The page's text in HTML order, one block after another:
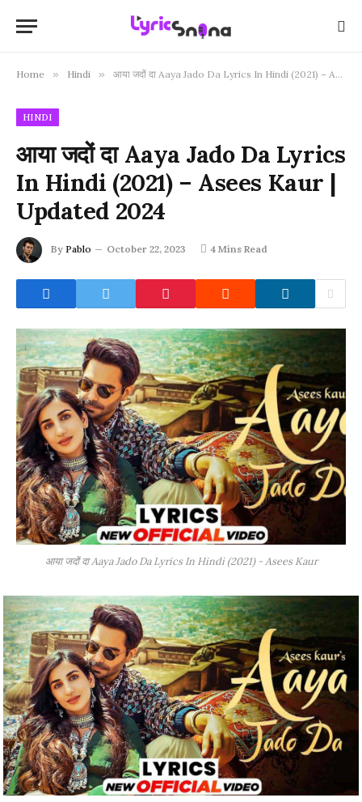
Home » Hindi » आया जदों दा Aaya Jado Da Lyrics In Hindi (2021) – Asees Kaur | Updated 2024
HINDI
आया जदों दा Aaya Jado Da Lyrics
In Hindi (2021) – Asees Kaur |
Updated 2024
By Pablo October 22, 2023 4 Mins Read
आया जदों दा Aaya Jado Da Lyrics In Hindi (2021) - Asees Kaur